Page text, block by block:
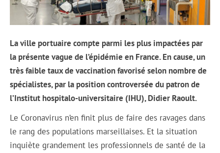
La ville portuaire compte parmi les plus impactées par
la présente vague de l’épidémie en France. En cause, un
très faible taux de vaccination favorisé selon nombre de
spécialistes, par la position controversée du patron de
l’Institut hospitalo-universitaire (IHU), Didier Raoult.
Le Coronavirus n’en finit plus de faire des ravages dans
le rang des populations marseillaises. Et la situation
inquiète grandement les professionnels de santé de la